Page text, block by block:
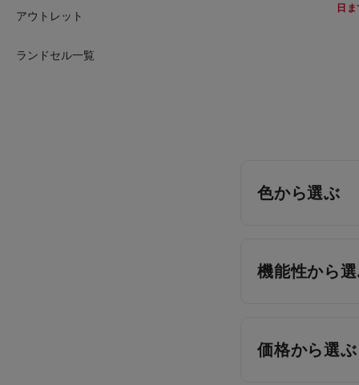
アウトレット
ランドセル一覧
日
色から選ぶ
機能性から
価格から選ぶ